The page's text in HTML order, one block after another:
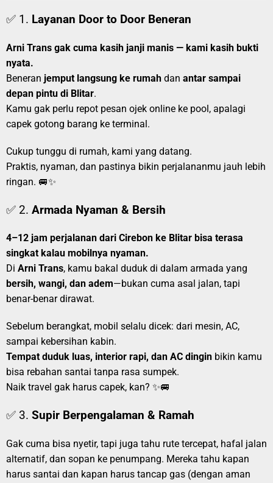
✅ 1. Layanan Door to Door Beneran
Arni Trans gak cuma kasih janji manis — kami kasih bukti
nyata.
Beneran jemput langsung ke rumah dan antar sampai
depan pintu di Blitar.
Kamu gak perlu repot pesan ojek online ke pool, apalagi
capek gotong barang ke terminal.
Cukup tunggu di rumah, kami yang datang.
Praktis, nyaman, dan pastinya bikin perjalananmu jauh lebih
ringan. 🚐✨
✅ 2. Armada Nyaman & Bersih
4–12 jam perjalanan dari Cirebon ke Blitar bisa terasa
singkat kalau mobilnya nyaman.
Di Arni Trans, kamu bakal duduk di dalam armada yang
bersih, wangi, dan adem—bukan cuma asal jalan, tapi
benar-benar dirawat.
Sebelum berangkat, mobil selalu dicek: dari mesin, AC,
sampai kebersihan kabin.
Tempat duduk luas, interior rapi, dan AC dingin bikin kamu
bisa rebahan santai tanpa rasa sumpek.
Naik travel gak harus capek, kan? ✨🚐
✅ 3. Supir Berpengalaman & Ramah
Gak cuma bisa nyetir, tapi juga tahu rute tercepat, hafal jalan
alternatif, dan sopan ke penumpang. Mereka tahu kapan
harus santai dan kapan harus tancap gas (dengan aman